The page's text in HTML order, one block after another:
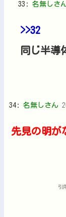
33: 名無しさ
>>32
同じ半導
34: 名無しさん
先見の明が
引